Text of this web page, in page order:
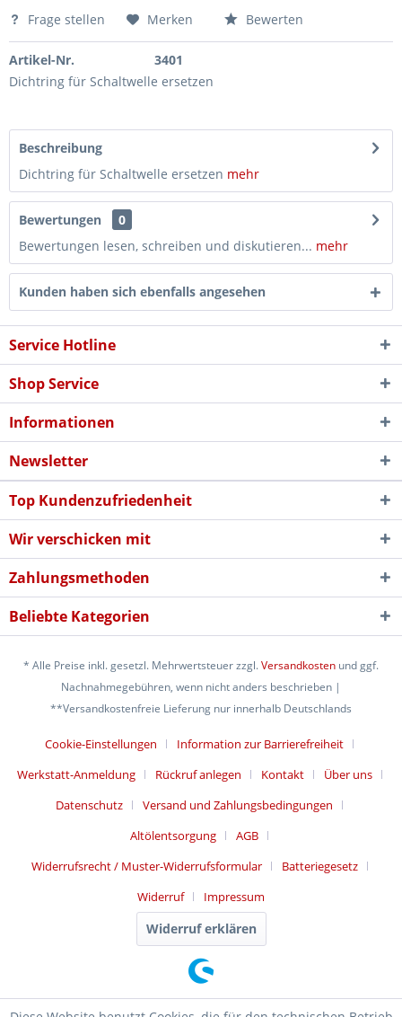
Frage stellen Merken Bewerten
Artikel-Nr.
3401
Dichtring für Schaltwelle ersetzen
Beschreibung
Dichtring für Schaltwelle ersetzen mehr
Bewertungen
0
Bewertungen lesen, schreiben und diskutieren... mehr
Kunden haben sich ebenfalls angesehen
Service Hotline
Shop Service
Informationen
Newsletter
Top Kundenzufriedenheit
Wir verschicken mit
Zahlungsmethoden
Beliebte Kategorien
* Alle Preise inkl. gesetzl. Mehrwertsteuer zzgl.Versandkosten und ggf.
Nachnahmegebühren, wenn nicht anders beschrieben |
**Versandkostenfreie Lieferung nur innerhalb Deutschlands
Cookie-Einstellungen
Information zur Barrierefreiheit
Werkstatt-Anmeldung
Rückruf anlegen Kontakt
Über uns
Datenschutz
Versand und Zahlungsbedingungen
Altölentsorgung
AGB
Widerrufsrecht / Muster-Widerrufsformular
Batteriegesetz
Widerruf
Impressum
Widerruf erklären